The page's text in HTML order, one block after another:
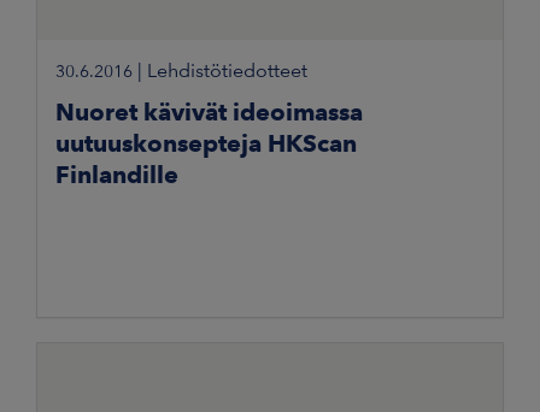
30.6.2016 Lehdistötiedotteet
Nuoret kävivät ideoimassa
uutuuskonsepteja HKScan
Finlandille